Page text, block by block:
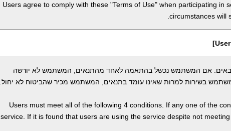
Users agree to comply with these "Terms of Use" when participating in
circumstances will
אם המשתמש נכשל בהתאמה לאחד מהתנאים, המשתמש לא יורשה
בשירות למרות שאינו עומד בתנאים, המשתמש מכיר שהביטוח לא יחול.
Users must meet all of the following 4 conditions. If any one of the
service. If it is found that users are using the service despite not